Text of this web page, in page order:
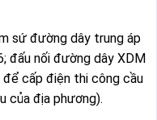
sứ đường dây trung áp
nối đường dây XDM
cấp điện thi công cầu
của địa phương).